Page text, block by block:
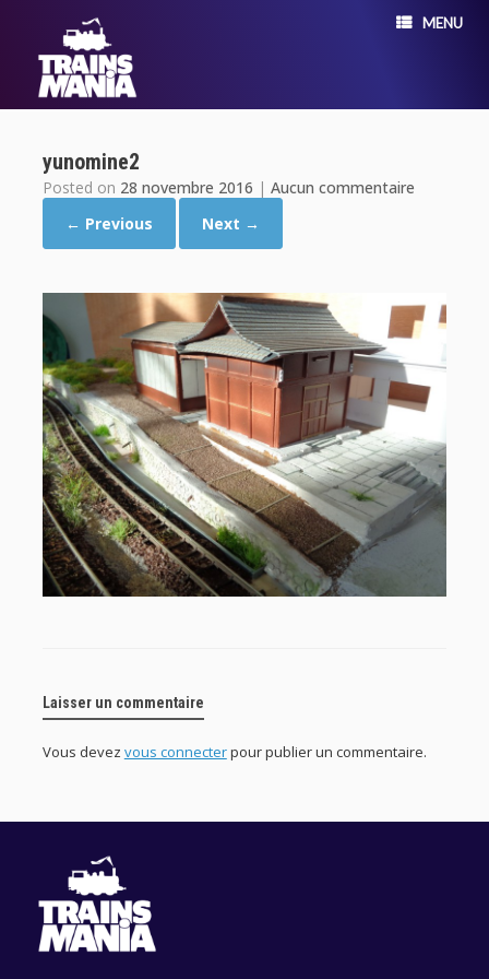
MENU
yunomine2
Posted on 28 novembre 2016 | Aucun commentaire
← Previous
Next →
Laisser un commentaire
Vous devez vous connecterpour publier un commentaire.